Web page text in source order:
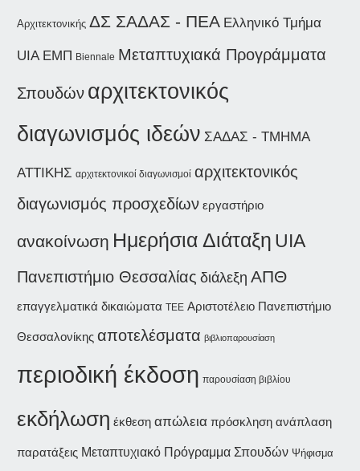
Αρχιτεκτονικής ΔΣ ΣΑΔΑΣ - ΠΕΑ Ελληνικό Τμήμα
UIA ΕΜΠ Biennale Μεταπτυχιακά Προγράμματα
Σπουδών αρχιτεκτονικός
διαγωνισμός ιδεών ΣΑΔΑΣ - ΤΜΗΜΑ
ΑΤΤΙΚΗΣ αρχιτεκτονικοί διαγωνισμοί αρχιτεκτονικός
διαγωνισμός προσχεδίων εργαστήριο
ανακοίνωση Ημερήσια Διάταξη UIA
Πανεπιστήμιο Θεσσαλίας διάλεξη ΑΠΘ
επαγγελματικά δικαιώματα ΤΕΕ Αριστοτέλειο Πανεπιστήμιο
Θεσσαλονίκης αποτελέσματα βιβλιοπαρουσίαση
περιοδική έκδοση παρουσίαση βιβλίου
εκδήλωση έκθεση απώλεια πρόσκληση ανάπλαση
παρατάξεις Μεταπτυχιακό Πρόγραμμα Σπουδών Ψήφισμα